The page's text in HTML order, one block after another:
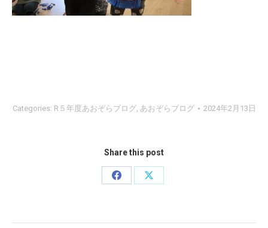
Categories: R５年度あおぞらブログ, あおぞらブログ 2024年2月13日
Share this post
Share
Share